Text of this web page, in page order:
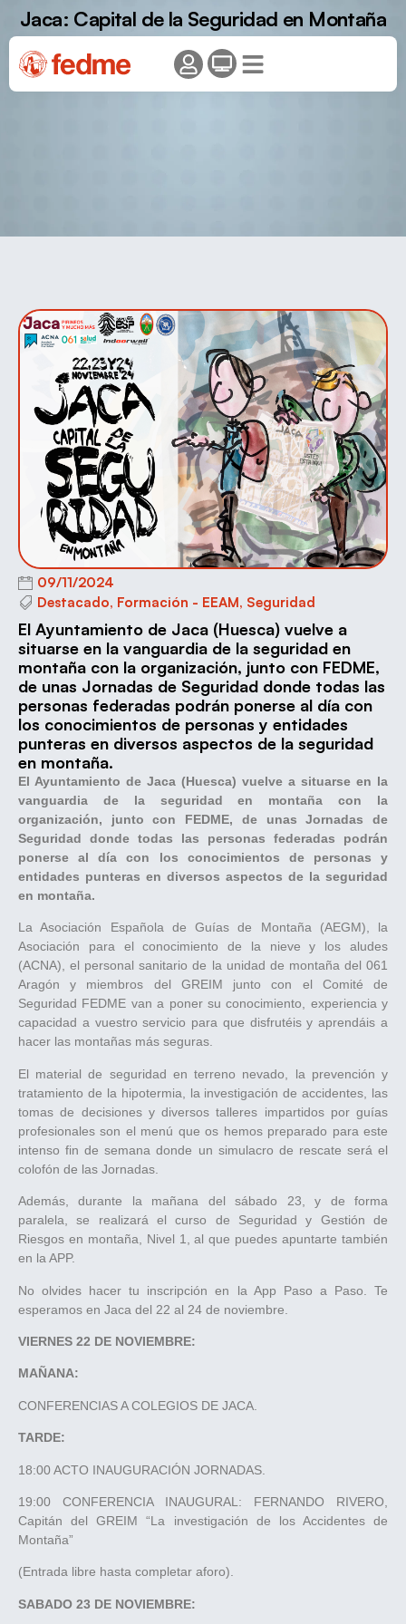
Jaca: Capital de la Seguridad en Montaña
09/11/2024
Destacado, Formación - EEAM, Seguridad
El Ayuntamiento de Jaca (Huesca) vuelve a
situarse en la vanguardia de la seguridad en
montaña con la organización, junto con FEDME,
de unas Jornadas de Seguridad donde todas las
personas federadas podrán ponerse al día con
los conocimientos de personas y entidades
punteras en diversos aspectos de la seguridad
en montaña.
El Ayuntamiento de Jaca (Huesca) vuelve a situarse en la
vanguardia de la seguridad en montaña con la
organización, junto con FEDME, de unas Jornadas de
Seguridad donde todas las personas federadas podrán
ponerse al día con los conocimientos de personas y
entidades punteras en diversos aspectos de la seguridad
en montaña.
La Asociación Española de Guías de Montaña (AEGM), la
Asociación para el conocimiento de la nieve y los aludes
(ACNA), el personal sanitario de la unidad de montaña del 061
Aragón y miembros del GREIM junto con el Comité de
Seguridad FEDME van a poner su conocimiento, experiencia y
capacidad a vuestro servicio para que disfrutéis y aprendáis a
hacer las montañas más seguras.
El material de seguridad en terreno nevado, la prevención y
tratamiento de la hipotermia, la investigación de accidentes, las
tomas de decisiones y diversos talleres impartidos por guías
profesionales son el menú que os hemos preparado para este
intenso fin de semana donde un simulacro de rescate será el
colofón de las Jornadas.
Además, durante la mañana del sábado 23, y de forma
paralela, se realizará el curso de Seguridad y Gestión de
Riesgos en montaña, Nivel 1, al que puedes apuntarte también
en la APP.
No olvides hacer tu inscripción en la App Paso a Paso. Te
esperamos en Jaca del 22 al 24 de noviembre.
VIERNES 22 DE NOVIEMBRE:
MAÑANA:
CONFERENCIAS A COLEGIOS DE JACA.
TARDE:
18:00 ACTO INAUGURACIÓN JORNADAS.
19:00 CONFERENCIA INAUGURAL: FERNANDO RIVERO,
Capitán del GREIM “La investigación de los Accidentes de
Montaña”
(Entrada libre hasta completar aforo).
SABADO 23 DE NOVIEMBRE: